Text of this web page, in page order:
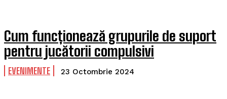
Cum funcționează grupurile de suport
pentru jucătorii compulsivi
EVENIMENTE 23 Octombrie 2024